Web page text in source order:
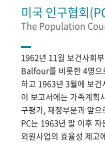
미국 인구협회
The Population
1962년 11월 보건사회
Balfour를 비롯한 4명으
하고 1963년 3월에 보
이 보고서에는 가족계획
구평가, 재정부문과 앞
PC는 1963년 말 이후
외원사업의 효율성 제고